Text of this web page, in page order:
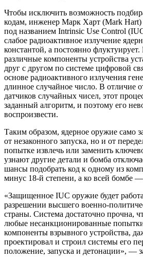
Чтобы исключить возможность
кодам, инженер Марк Харт (Mark Hart)
под названием Intrinsic Use Control
слабое радиоактивное излучение
константой, а постоянно
различные компоненты устройства
друг с другом по системе цифровой
основе радиоактивного излучения
длинное случайное число. В отличие
датчиков случайных чисел, этот
заданный алгоритм, и поэтому его
воспроизвести.
Таким образом, ядерное оружие само
от незаконного запуска, но и от
попытке извлечь или заменить
узнают другие детали и бомба
шансы подобрать код к одному из
минус 18-й степени, а ко всей бомбе
«Защищенное IUC оружие будет
разрешении высшего военно-
страны. Система достаточно прочна,
любые несанкционированные попытки
компоненты взрывного устройства,
проектировал и строил системы его
положение, запуска и детонации», —